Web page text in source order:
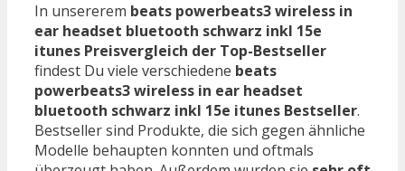
In unsererem beats powerbeats3 wireless in
ear headset bluetooth schwarz inkl 15e
itunes Preisvergleich der Top-Bestseller
findest Du viele verschiedene beats
powerbeats3 wireless in ear headset
bluetooth schwarz inkl 15e itunes Bestseller.
Bestseller sind Produkte, die sich gegen ähnliche
Modelle behaupten konnten und oftmals